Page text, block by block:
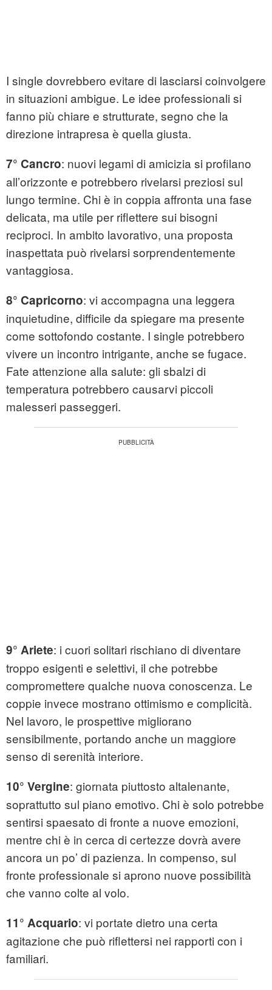
I single dovrebbero evitare di lasciarsi coinvolgere
in situazioni ambigue. Le idee professionali si
fanno più chiare e strutturate, segno che la
direzione intrapresa è quella giusta.
7° Cancro: nuovi legami di amicizia si profilano
all’orizzonte e potrebbero rivelarsi preziosi sul
lungo termine. Chi è in coppia affronta una fase
delicata, ma utile per riflettere sui bisogni
reciproci. In ambito lavorativo, una proposta
inaspettata può rivelarsi sorprendentemente
vantaggiosa.
8° Capricorno: vi accompagna una leggera
inquietudine, difficile da spiegare ma presente
come sottofondo costante. I single potrebbero
vivere un incontro intrigante, anche se fugace.
Fate attenzione alla salute: gli sbalzi di
temperatura potrebbero causarvi piccoli
malesseri passeggeri.
9° Ariete: i cuori solitari rischiano di diventare
troppo esigenti e selettivi, il che potrebbe
compromettere qualche nuova conoscenza. Le
coppie invece mostrano ottimismo e complicità.
Nel lavoro, le prospettive migliorano
sensibilmente, portando anche un maggiore
senso di serenità interiore.
10° Vergine: giornata piuttosto altalenante,
soprattutto sul piano emotivo. Chi è solo potrebbe
sentirsi spaesato di fronte a nuove emozioni,
mentre chi è in cerca di certezze dovrà avere
ancora un po’ di pazienza. In compenso, sul
fronte professionale si aprono nuove possibilità
che vanno colte al volo.
11° Acquario: vi portate dietro una certa
agitazione che può riflettersi nei rapporti con i
familiari.